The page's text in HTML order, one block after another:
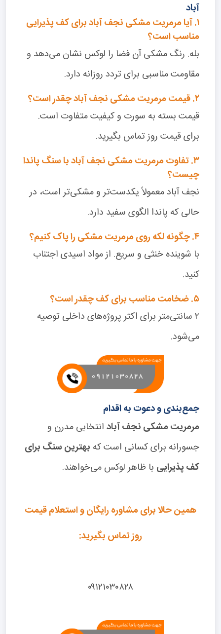
آباد
۱. آیا مرمریت مشکی نجف آباد برای کف پذیرایی
مناسب است؟
بله. رنگ مشکی آن فضا را لوکس نشان می‌دهد و
مقاومت مناسبی برای تردد روزانه دارد.
۲. قیمت مرمریت مشکی نجف آباد چقدر است؟
قیمت بسته به سورت و کیفیت متفاوت است.
برای قیمت روز تماس بگیرید.
۳. تفاوت مرمریت مشکی نجف آباد با سنگ پاندا
چیست؟
نجف آباد معمولاً یکدست‌تر و مشکی‌تر است، در
حالی که پاندا الگوی سفید دارد.
۴. چگونه لکه روی مرمریت مشکی را پاک کنیم؟
با شوینده خنثی و سریع. از مواد اسیدی اجتناب
کنید.
۵. ضخامت مناسب برای کف چقدر است؟
۲ سانتی‌متر برای اکثر پروژه‌های داخلی توصیه
می‌شود.
جمع‌بندی و دعوت به اقدام
مرمریت مشکی نجف آباد انتخابی مدرن و
جسورانه برای کسانی است که بهترین سنگ برای
کف پذیرایی با ظاهر لوکس می‌خواهند.
همین حالا برای مشاوره رایگان و استعلام قیمت
روز تماس بگیرید:
۰۹۱۲۱۰۳۰۸۲۸